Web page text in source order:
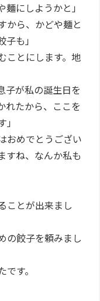
麺にしようかと」
から、かどや麺と
も」
ことにします。地
子が私の誕生日を
れたから、ここを
おめでとうござい
すね、なんか私も
ことが出来まし
の餃子を頼みまし
す。